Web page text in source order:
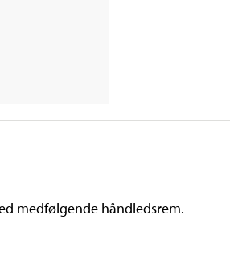
medfølgende håndledsrem.